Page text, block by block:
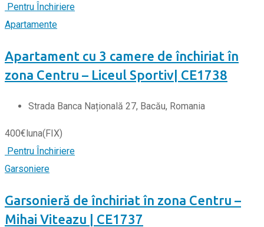
Pentru Închiriere
Apartamente
Apartament cu 3 camere de închiriat în
zona Centru – Liceul Sportiv| CE1738
Strada Banca Națională 27, Bacău, Romania
400€luna(FIX)
Pentru Închiriere
Garsoniere
Garsonieră de închiriat în zona Centru –
Mihai Viteazu | CE1737